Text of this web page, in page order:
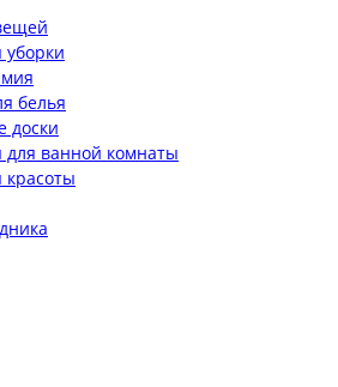
белья
доски
для ванной комнаты
красоты